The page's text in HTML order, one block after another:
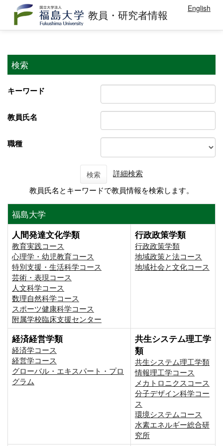
教員・研究者情報 English
検索
キーワード
教員氏名
職種
検索
詳細検索
教員氏名とキーワードで教員情報を検索します。
福島大学
人間発達文化学類
教育実践コース
心理学・幼児教育コース
特別支援・生活科学コース
芸術・表現コース
人文科学コース
数理自然科学コース
スポーツ健康科学コース
附属学校臨床支援センター
行政政策学類
行政政策学類
地域政策と法コース
地域社会と文化コース
経済経営学類
経済学コース
経営学コース
グローバル・エキスパート・プロ
グラム
共生システム理工学
類
共生システム理工学類
情報理工学コース
メカトロニクスコース
分子デザイン科学コー
ス
環境システムコース
⽔素エネルギー総合研
究所